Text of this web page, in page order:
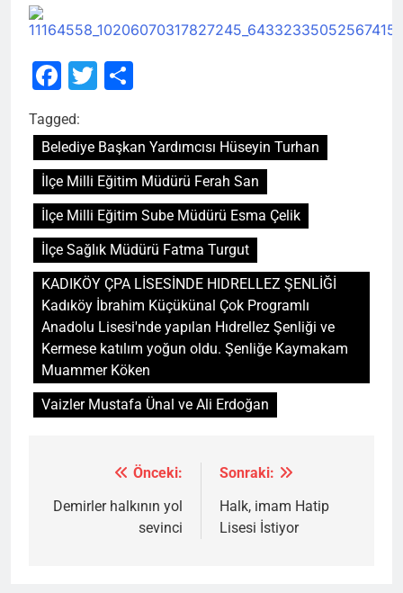
Facebook
Twitter
Tagged:
Belediye Başkan Yardımcısı Hüseyin Turhan
İlçe Milli Eğitim Müdürü Ferah San
İlçe Milli Eğitim Sube Müdürü Esma Çelik
İlçe Sağlık Müdürü Fatma Turgut
KADIKÖY ÇPA LİSESİNDE HIDRELLEZ ŞENLİĞİ
Kadıköy İbrahim Küçükünal Çok Programlı
Anadolu Lisesi'nde yapılan Hıdrellez Şenliği ve
Kermese katılım yoğun oldu. Şenliğe Kaymakam
Muammer Köken
Vaizler Mustafa Ünal ve Ali Erdoğan
gezinmesi
Önceki:
Demirler halkının yol
sevinci
Sonraki:
Halk, imam Hatip
Lisesi İstiyor